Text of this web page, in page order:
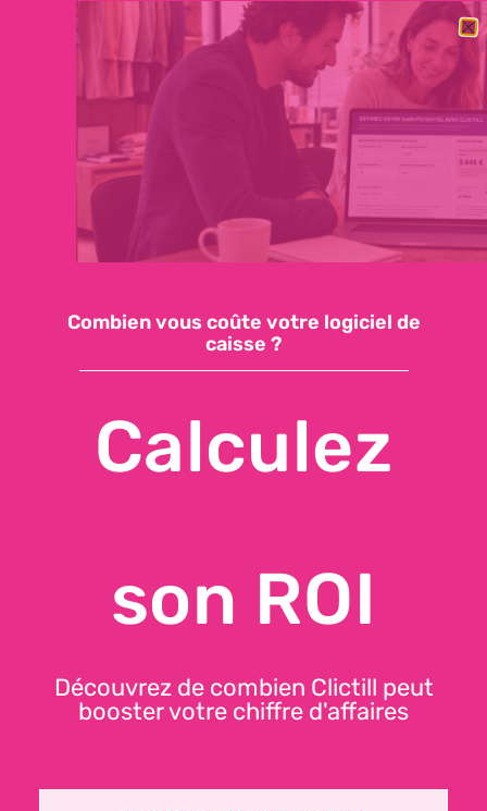
BESOIN DE CHANGER RAPIDEMENT DE LOGICIEL DE CAISSE ?
DÉCOUVREZ NOTRE OFFRE ESSENTIELLE : 59€/MOIS, SUPPORT
INCLUS, INSTALLATION EN QUELQUES JOURS
Demandez une démo
Accéder à ma caisse
CLICTILL, VOTRE LOGICIEL
DE CAISSE CERTIFIÉ NF525
Encaissements et données sécurisés
🛜 Mode hors ligne sécurisé
Combien vous coûte votre logiciel de
caisse ?
Calculez
son ROI
Découvrez de combien Clictill peut
booster votre chiffre d'affaires